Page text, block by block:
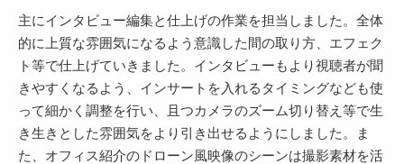
主にインタビュー編集と仕上げの作業を担当しました。全体
的に上質な雰囲気になるよう意識した間の取り方、エフェク
ト等で仕上げていきました。インタビューもより視聴者が聞
きやすくなるよう、インサートを入れるタイミングなども使
って細かく調整を行い、且つカメラのズーム切り替え等で生
き生きとした雰囲気をより引き出せるようにしました。ま
た、オフィス紹介のドローン風映像のシーンは撮影素材を活